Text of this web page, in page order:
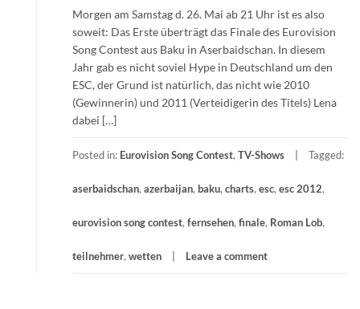
Morgen am Samstag d. 26. Mai ab 21 Uhr ist es also
soweit: Das Erste überträgt das Finale des Eurovision
Song Contest aus Baku in Aserbaidschan. In diesem
Jahr gab es nicht soviel Hype in Deutschland um den
ESC, der Grund ist natürlich, das nicht wie 2010
(Gewinnerin) und 2011 (Verteidigerin des Titels) Lena
dabei […]
Posted in: Eurovision Song Contest, TV-Shows Tagged:
aserbaidschan, azerbaijan, baku, charts, esc, esc 2012,
eurovision song contest, fernsehen, finale, Roman Lob,
teilnehmer, wetten Leave a comment